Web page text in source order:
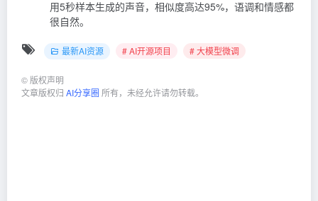
用5秒样本生成的声音，相似度高达95%，语调和情感都
很自然。
最新AI资源 # AI开源项目 # 大模型微调
© 版权声明
文章版权归 AI分享圈 所有，未经允许请勿转载。